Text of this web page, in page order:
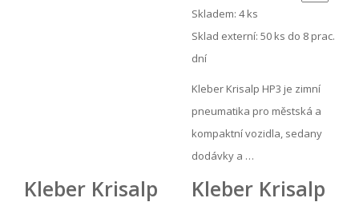
Skladem: 4 ks
Sklad externí: 50 ks do 8 prac.
dní
Kleber Krisalp HP3 je zimní
pneumatika pro městská a
kompaktní vozidla, sedany
dodávky a …
Kleber Krisalp
Kleber Krisalp